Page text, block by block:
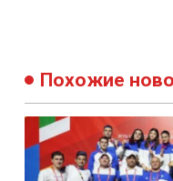
Похожие